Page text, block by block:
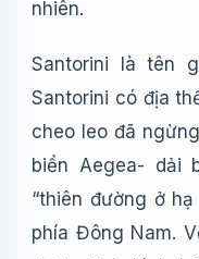
nhiên.
Santorini là tên
Santorini có địa
cheo leo đã
biển Aegea- dải
“thiên đường ở
phía Đông Nam.